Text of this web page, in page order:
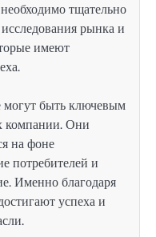
тщательно
рынка и
имеют
быть ключевым
компании. Они
на фоне
потребителей и
Именно благодаря
успеха и